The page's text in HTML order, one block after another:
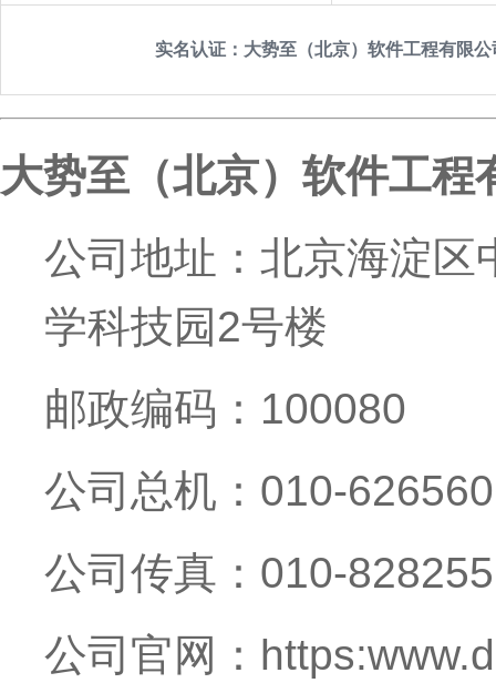
实名认证：大势至（北京）软件工程有限公
大势至（北京）软件工程
公司地址：北京海淀区
学科技园2号楼
邮政编码：100080
公司总机：010-
公司传真：010-
公司官网：